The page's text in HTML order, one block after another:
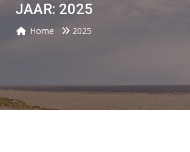
JAAR: 2025
Home 2025